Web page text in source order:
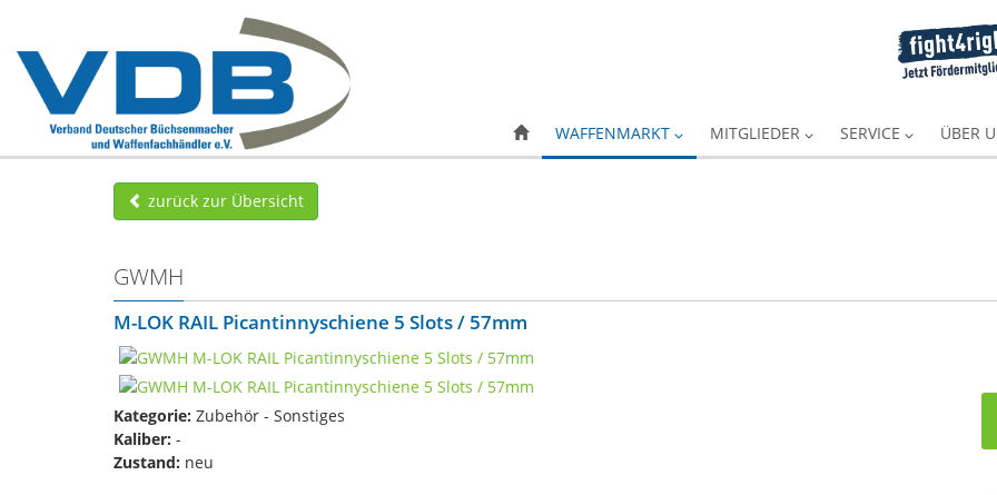
WAFFENMARKT MITGLIEDER SERVICE ÜBER
zurück zur Übersicht
GWMH
M-LOK RAIL Picantinnyschiene 5 Slots / 57mm
Kategorie: Zubehör - Sonstiges
Kaliber: -
Zustand: neu